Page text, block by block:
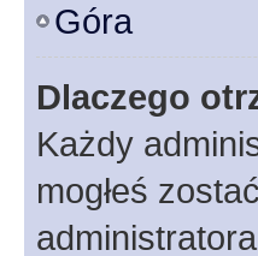
Góra
Dlaczego
Każdy
mogłeś